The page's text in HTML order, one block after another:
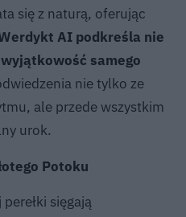
się z naturą, oferując
AI podkreśla nie
samego
nie tylko ze
ale przede wszystkim
urok.
Potoku
sięgają